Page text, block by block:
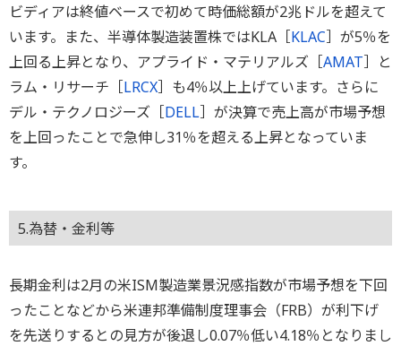
ビディアは終値ベースで初めて時価総額が2兆ドルを超えて
います。また、半導体製造装置株ではKLA［KLAC］が5％を
上回る上昇となり、アプライド・マテリアルズ［AMAT］と
ラム・リサーチ［LRCX］も4％以上上げています。さらに
デル・テクノロジーズ［DELL］が決算で売上高が市場予想
を上回ったことで急伸し31％を超える上昇となっていま
す。
5.為替・金利等
長期金利は2月の米ISM製造業景況感指数が市場予想を下回
ったことなどから米連邦準備制度理事会（FRB）が利下げ
を先送りするとの見方が後退し0.07％低い4.18％となりまし